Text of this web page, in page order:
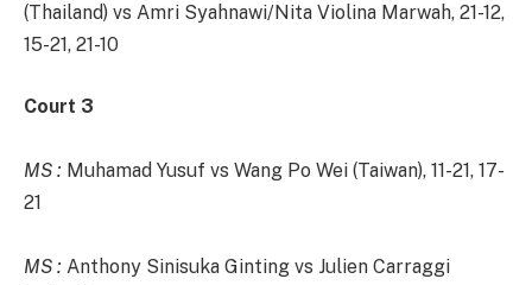
(Thailand) vs Amri Syahnawi/Nita Violina Marwah, 21-12,
15-21, 21-10
Court 3
MS : Muhamad Yusuf vs Wang Po Wei (Taiwan), 11-21, 17-
21
MS : Anthony Sinisuka Ginting vs Julien Carraggi